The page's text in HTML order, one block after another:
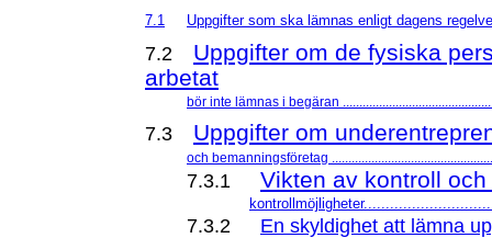
7.1
Uppgifter som ska lämnas enligt dagens
7.2
Uppgifter om de fysiska
arbetat
bör inte lämnas i begäran
7.3 Uppgifter om
och bemanningsföretag
7.3.1 Vikten av kontroll
7.3.2
En skyldighet att lämna